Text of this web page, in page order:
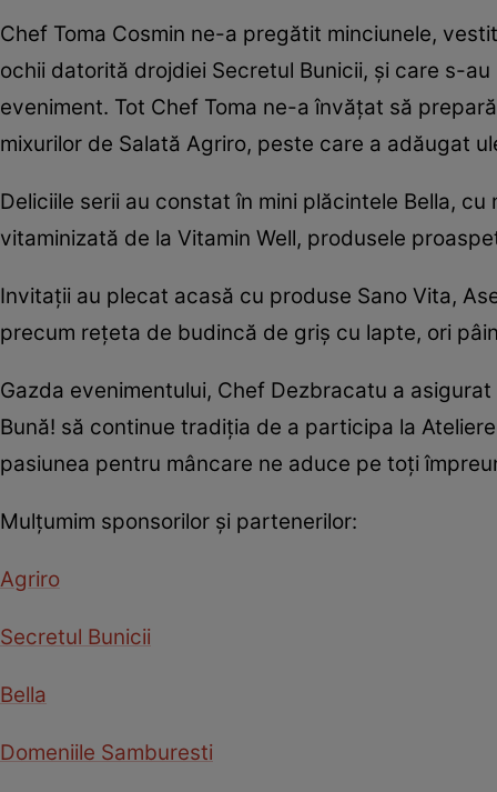
Chef Toma Cosmin ne-a pregătit minciunele,
ochii datorită drojdiei Secretul Bunicii, şi care s-
eveniment. Tot Chef Toma ne-a învăţat să
mixurilor de Salată Agriro, peste care a adăugat
Deliciile serii au constat în mini plăcintele Bella,
vitaminizată de la Vitamin Well, produsele
Invitaţii au plecat acasă cu produse Sano Vita,
precum reţeta de budincă de griş cu lapte, ori
Gazda evenimentului, Chef Dezbracatu a
Bună! să continue tradiţia de a participa la
pasiunea pentru mâncare ne aduce pe toţi
Mulţumim sponsorilor şi partenerilor:
Agriro
Secretul Bunicii
Bella
Domeniile Samburesti